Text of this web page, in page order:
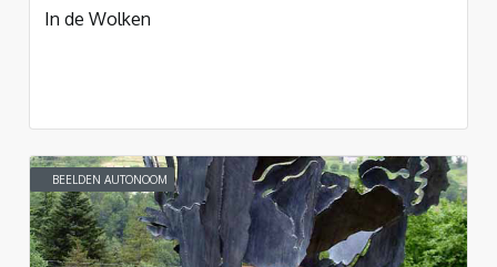
In de Wolken
BEELDEN AUTONOOM